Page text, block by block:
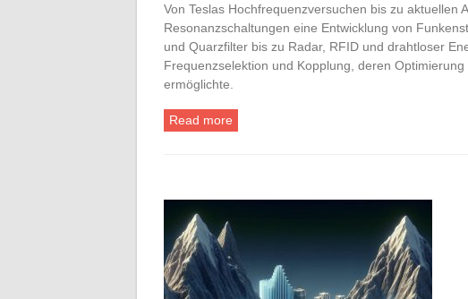
Von Teslas Hochfrequenzversuchen bis zu aktuellen
Resonanzschaltungen eine Entwicklung von
und Quarzfilter bis zu Radar, RFID und drahtloser
Frequenzselektion und Kopplung, deren
ermöglichte.
Read more